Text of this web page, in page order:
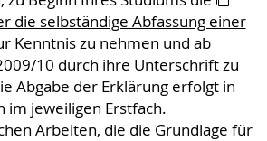
die selbständige Abfassung einer
Kenntnis zu nehmen und ab
10 durch ihre Unterschrift zu
Abgabe der Erklärung erfolgt in
im jeweiligen Erstfach.
Arbeiten, die die Grundlage für